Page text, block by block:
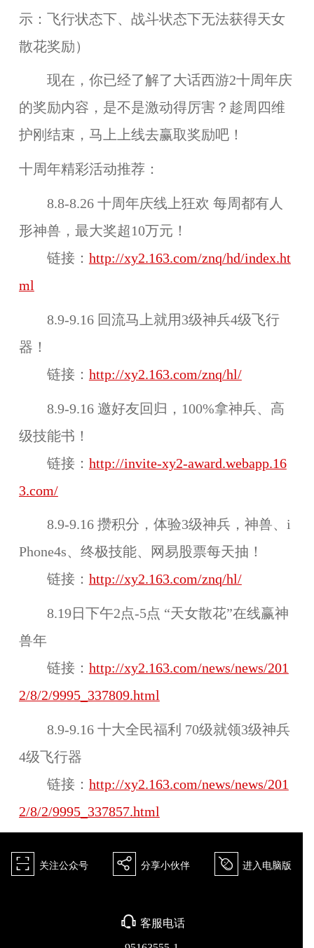
示：飞行状态下、战斗状态下无法获得天女
散花奖励）
现在，你已经了解了大话西游2十周年庆
的奖励内容，是不是激动得厉害？趁周四维
护刚结束，马上上线去赢取奖励吧！
十周年精彩活动推荐：
8.8-8.26 十周年庆线上狂欢 每周都有人
形神兽，最大奖超10万元！
链接： http://xy2.163.com/znq/hd/index.ht
ml
8.9-9.16 回流马上就用3级神兵4级飞行
器！
链接： http://xy2.163.com/znq/hl/
8.9-9.16 邀好友回归，100%拿神兵、高
级技能书！
链接： http://invite-xy2-award.webapp.16
3.com/
8.9-9.16 攒积分，体验3级神兵，神兽、i
Phone4s、终极技能、网易股票每天抽！
链接： http://xy2.163.com/znq/hl/
8.19日下午2点-5点 “天女散花”在线赢神
兽年
链接： http://xy2.163.com/news/news/201
2/8/2/9995_337809.html
8.9-9.16 十大全民福利 70级就领3级神兵
4级飞行器
链接： http://xy2.163.com/news/news/201
2/8/2/9995_337857.html
򰀁 关注公众号 򰀂 分享小伙伴 򰀄 进入电脑版
򰀃 客服电话